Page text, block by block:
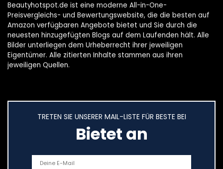
Beautyhotspot.de ist eine moderne All-in-One-
Preisvergleichs- und Bewertungswebsite, die die besten auf
Amazon verfügbaren Angebote bietet und Sie durch die
neuesten hinzugefügten Blogs auf dem Laufenden hält. Alle
Bilder unterliegen dem Urheberrecht ihrer jeweiligen
Eigentümer. Alle zitierten Inhalte stammen aus ihren
jeweiligen Quellen.
TRETEN SIE UNSERER MAIL-LISTE FÜR BESTE BEI
Bietet an